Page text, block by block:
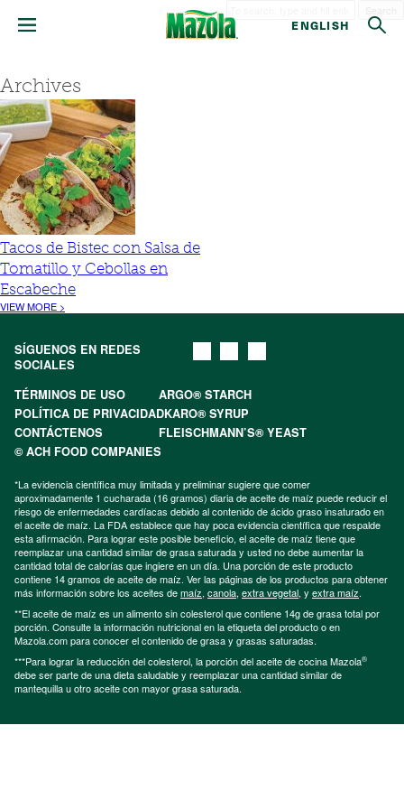
ENGLISH
Archives
Tacos de Bistec con Salsa de
Tomatillo y Cebollas en
Escabeche
VIEW MORE >
SÍGUENOS EN REDES
SOCIALES
TÉRMINOS DE USO
ARGO® STARCH
POLÍTICA DE PRIVACIDADKARO® SYRUP
CONTÁCTENOS
FLEISCHMANN’S® YEAST
© ACH FOOD COMPANIES
*La evidencia científica muy limitada y preliminar sugiere que comer
aproximadamente 1 cucharada (16 gramos) diaria de aceite de maíz puede reducir el
riesgo de enfermedades cardíacas debido al contenido de ácido graso insaturado en
el aceite de maíz. La FDA establece que hay poca evidencia científica que respalde
esta afirmación. Para lograr este posible beneficio, el aceite de maíz tiene que
reemplazar una cantidad similar de grasa saturada y usted no debe aumentar la
cantidad total de calorías que ingiere en un día. Una porción de este producto
contiene 14 gramos de aceite de maíz. Ver las páginas de los productos para obtener
más información sobre los aceites demaíz, canola, extra vegetal, y extra maíz.
**El aceite de maíz es un alimento sin colesterol que contiene 14g de grasa total por
porción. Consulte la información nutricional en la etiqueta del producto o en
Mazola.com para conocer el contenido de grasa y grasas saturadas.
***Para lograr la reducción del colesterol, la porción del aceite de cocina Mazola®
debe ser parte de una dieta saludable y reemplazar una cantidad similar de
mantequilla u otro aceite con mayor grasa saturada.